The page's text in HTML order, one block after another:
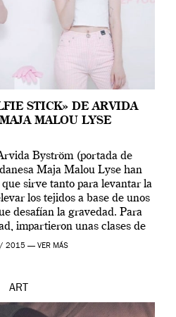
STICK» DE ARVIDA
MALOU LYSE
Byström (portada de
Maja Malou Lyse han
sirve tanto para levantar la
los tejidos a base de unos
desafían la gravedad. Para
impartieron unas clases de
en el Tate […]
2015 — VER MÁS
ART